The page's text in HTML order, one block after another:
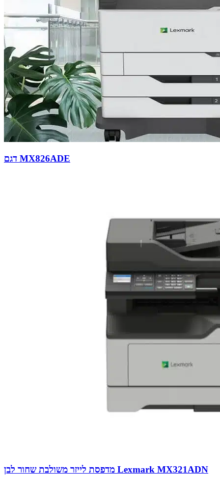
דגם MX826ADE
מדפסת לייזר משולבת שחור לבן Lexmark MX321ADN